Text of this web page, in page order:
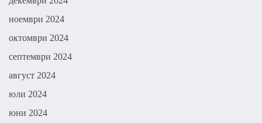
ноември 2024
октомври 2024
септември 2024
август 2024
юли 2024
юни 2024